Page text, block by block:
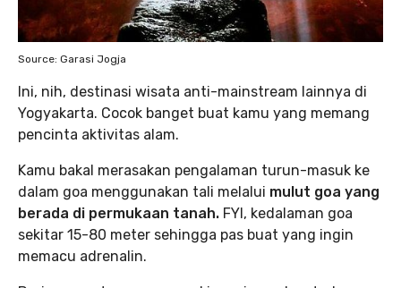
Source: Garasi Jogja
Ini, nih, destinasi wisata anti-mainstream lainnya di
Yogyakarta. Cocok banget buat kamu yang memang
pencinta aktivitas alam.
Kamu bakal merasakan pengalaman turun-masuk ke
dalam goa menggunakan tali melalui mulut goa yang
berada di permukaan tanah. FYI, kedalaman goa
sekitar 15-80 meter sehingga pas buat yang ingin
memacu adrenalin.